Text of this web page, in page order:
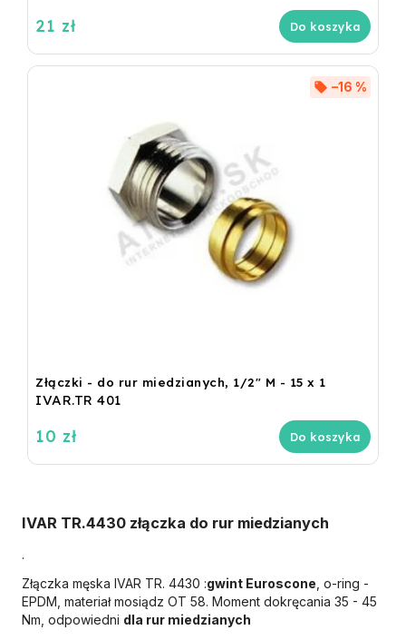
21 zł Do koszyka
Złączki - do rur miedzianych, 1/2" M - 15 x 1
IVAR.TR 401
–16 %
10 zł Do koszyka
IVAR TR.4430 złączka do rur miedzianych
.
Złączka męska IVAR TR. 4430 :gwint Euroscone , o-ring -
EPDM, materiał mosiądz OT 58. Moment dokręcania 35 - 45
Nm, odpowiedni dla rur miedzianych